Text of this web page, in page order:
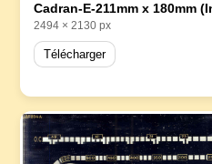
Cadran-E-211mm x 180mm
2494 × 2130 px
Télécharger